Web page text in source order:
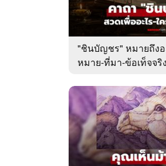
"ชินบัญชร" หมายถึงอ
หมาย-ที่มา-ข้อเท็จจ